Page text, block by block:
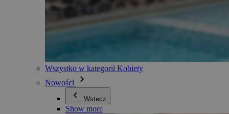
Wszystko w kategorii Kobiety
Nowości
Wstecz
Show more